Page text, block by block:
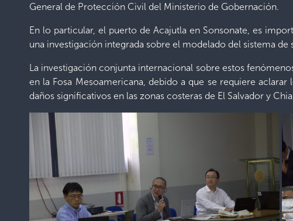
General de Protección Civil del Ministerio de Gobernación.
En lo particular, el puerto de Acajutla en Sonsonate, es
una investigación integrada sobre el modelado del sistema
La investigación conjunta internacional sobre estos
en la Fosa Mesoamericana, debido a que se requiere
daños significativos en las zonas costeras de El Salvador y